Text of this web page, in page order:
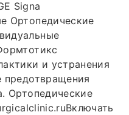
Signa
Ортопедические
и устранения
Ортопедические